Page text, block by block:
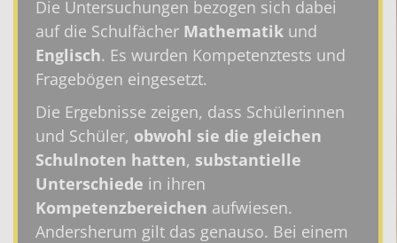
Die Untersuchungen bezogen sich dabei
auf die Schulfächer Mathematik und
Englisch. Es wurden Kompetenztests und
Fragebögen eingesetzt.
Die Ergebnisse zeigen, dass Schülerinnen
und Schüler, obwohl sie die gleichen
Schulnoten hatten, substantielle
Unterschiede in ihren
Kompetenzbereichen aufwiesen.
Andersherum gilt das genauso. Bei einem